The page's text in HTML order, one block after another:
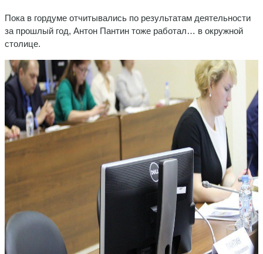
Пока в гордуме отчитывались по результатам деятельности
за прошлый год, Антон Пантин тоже работал… в окружной
столице.